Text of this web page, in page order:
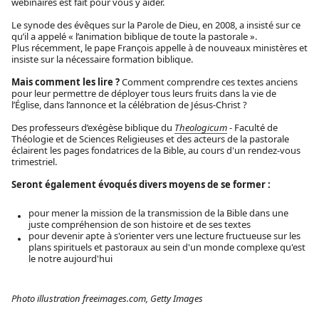
Le synode des évêques sur la Parole de Dieu, en 2008, a insisté sur ce
qu’il a appelé « l’animation biblique de toute la pastorale ».
Plus récemment, le pape François appelle à de nouveaux ministères et
insiste sur la nécessaire formation biblique.
Mais comment les lire ?Comment comprendre ces textes anciens
pour leur permettre de déployer tous leurs fruits dans la vie de
l’Église, dans l’annonce et la célébration de Jésus-Christ ?
Des professeurs d’exégèse biblique du Theologicum- Faculté de
Théologie et de Sciences Religieuses et des acteurs de la pastorale
éclairent les pages fondatrices de la Bible, au cours d'un rendez-vous
trimestriel.
Seront également évoqués divers moyens de se former :
pour mener la mission de la transmission de la Bible dans une
juste compréhension de son histoire et de ses textes
pour devenir apte à s'orienter vers une lecture fructueuse sur les
plans spirituels et pastoraux au sein d'un monde complexe qu'est
le notre aujourd'hui
Photo illustration freeimages.com, Getty Images